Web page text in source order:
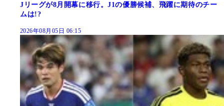
Jリーグが8月開幕に移行。J1の優勝候補、飛躍に期待のチー
ムは!?
2026年08月05日 06:15